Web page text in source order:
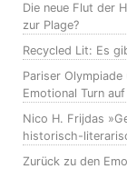
Die neue Flut der
zur Plage?
Recycled Lit: Es
Pariser
Emotional Turn
Nico H. Frijdas
historisch-
Zurück zu den